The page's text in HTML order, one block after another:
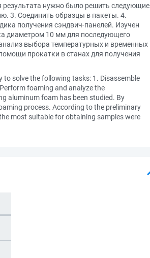
результата нужно было решить следующие
3. Соединить образцы в пакеты. 4.
получения сэндвич-панелей. Изучен
диаметром 10 мм для последующего
выбора температурных и временных
прокатки в станах для получения
solve the following tasks: 1. Disassemble
foaming and analyze the
aluminum foam has been studied. By
process. According to the preliminary
most suitable for obtaining samples were